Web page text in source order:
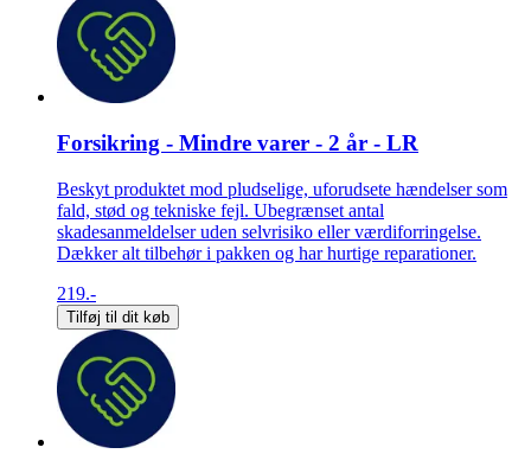
Forsikring - Mindre varer - 2 år - LR
Beskyt produktet mod pludselige, uforudsete hændelser som
fald, stød og tekniske fejl. Ubegrænset antal
skadesanmeldelser uden selvrisiko eller værdiforringelse.
Dækker alt tilbehør i pakken og har hurtige reparationer.
219.-
Tilføj til dit køb